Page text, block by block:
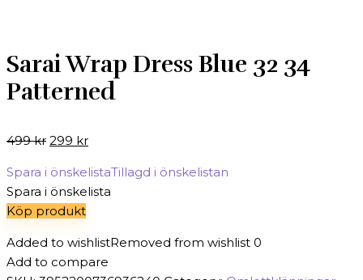
Sarai Wrap Dress Blue 32 34
Patterned
499kr Det
priset
var:
499 kr.
299 krDet
priset
är:
Spara i önskelistaTillagd i önskelistan
Spara i önskelista
Köp produkt
Added to wishlistRemoved from wishlist 0
Add to compare